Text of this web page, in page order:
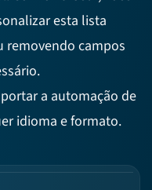
esta lista
removendo campos
a automação de
idioma e formato.